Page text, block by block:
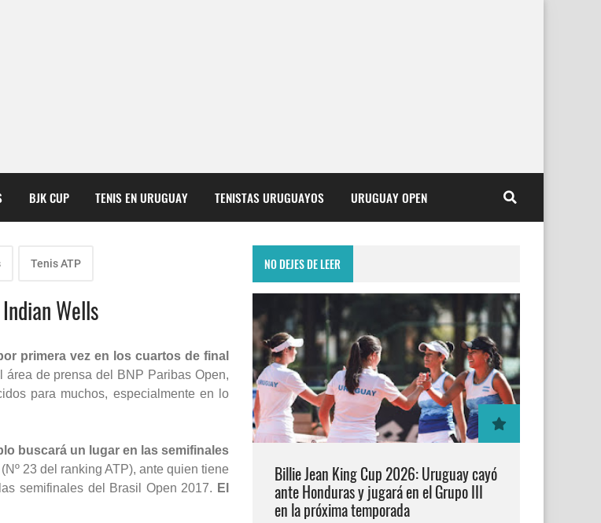
BJK CUP TENIS EN URUGUAY TENISTAS URUGUAYOS URUGUAY OPEN
Tenis ATP
Wells
primera vez en los cuartos de final
área de prensa del BNP Paribas Open,
para muchos, especialmente en lo
buscará un lugar en las semifinales
23 del ranking ATP), ante quien tiene
semifinales del Brasil Open 2017. El
NO DEJES DE LEER
Billie Jean King Cup 2026: Uruguay cayó
ante Honduras y jugará en el Grupo III
en la próxima temporada